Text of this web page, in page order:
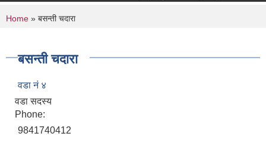
You are here
Home » बसन्ती चदारा
बसन्ती चदारा
वडा नं ४
वडा सदस्य
Phone:
9841740412